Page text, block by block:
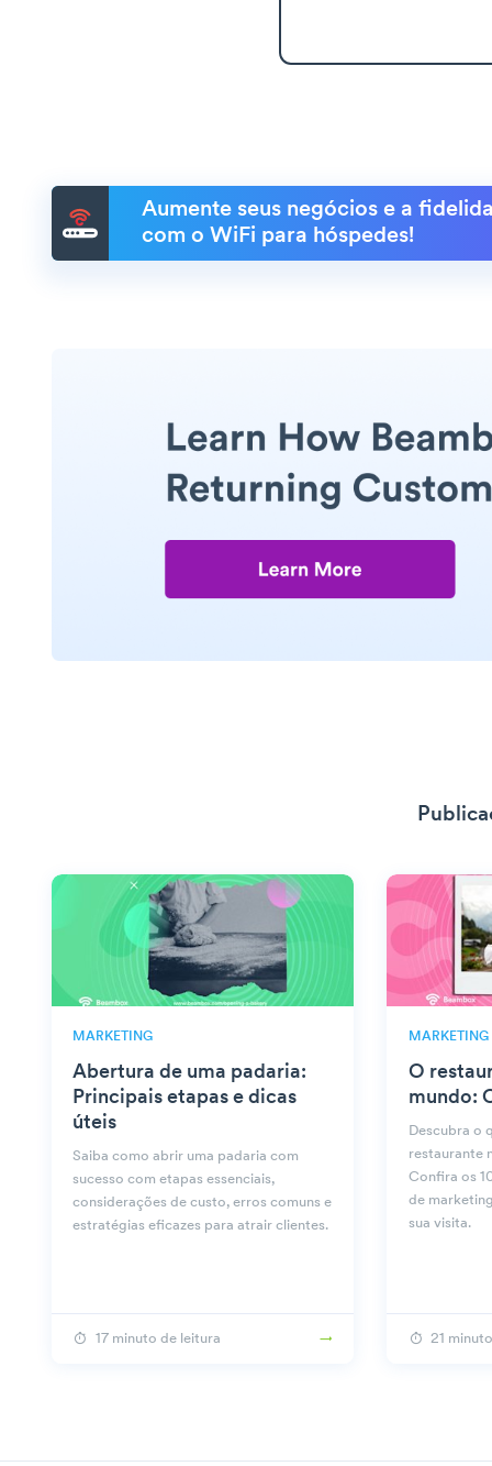
Aumente seus negócios e a
com o WiFi para hóspedes!
MARKETING
Abertura de uma padaria:
Principais etapas e dicas
úteis
Saiba como abrir uma padaria com
sucesso com etapas essenciais,
considerações de custo, erros comuns e
estratégias eficazes para atrair clientes.
17 minuto de leitura
MARKETING
O
mundo:
Descubra o
restaurante
Confira os
de
sua visita.
21